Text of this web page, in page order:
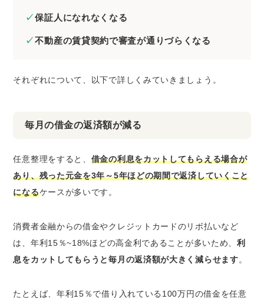
保証人になれなくなる
不動産の賃貸契約で審査が通りづらくなる
それぞれについて、以下で詳しくみていきましょう。
毎月の借金の返済額が減る
任意整理をすると、 借金の利息をカットしてもらえる場合が
あり、残った元金を3年～5年ほどの期間で返済していくこと
になるケースが多いです。
消費者金融からの借金やクレジットカードのリボ払いなど
は、年利15％~18%ほどの高金利であることが多いため、利
息をカットしてもらうと毎月の返済額が大きく減らせます。
たとえば、年利15％で借り入れている100万円の借金を任意